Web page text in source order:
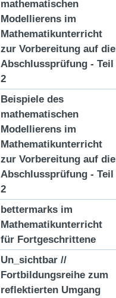
mathematischen
Modellierens im
Mathematikunterricht
zur Vorbereitung auf die
Abschlussprüfung - Teil
2
Beispiele des
mathematischen
Modellierens im
Mathematikunterricht
zur Vorbereitung auf die
Abschlussprüfung - Teil
2
bettermarks im
Mathematikunterricht
für Fortgeschrittene
Un_sichtbar //
Fortbildungsreihe zum
reflektierten Umgang